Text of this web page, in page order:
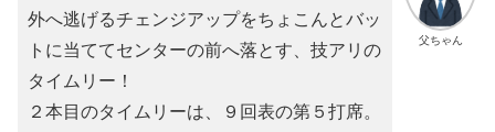
父ちゃん
外へ逃げるチェンジアップをちょこんとバッ
トに当ててセンターの前へ落とす、技アリの
タイムリー！
２本目のタイムリーは、９回表の第５打席。